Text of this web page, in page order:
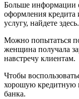
Больше информации
оформления кредита
услугу, найдете здесь.
Можно попытаться
женщина получала
навстречу клиентам.
Чтобы
хорошую кредитную
банка.